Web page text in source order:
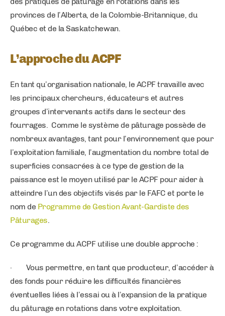
provinces de l’Alberta, de la Colombie-Britannique, du
Québec et de la Saskatchewan.
L’approche du ACPF
En tant qu’organisation nationale, le ACPF travaille avec
les principaux chercheurs, éducateurs et autres
groupes d’intervenants actifs dans le secteur des
fourrages. Comme le système de pâturage possède de
nombreux avantages, tant pour l’environnement que pour
l’exploitation familiale, l’augmentation du nombre total de
superficies consacrées à ce type de gestion de la
paissance est le moyen utilisé par le ACPF pour aider à
atteindre l’un des objectifs visés par le FAFC et porte le
nom de Programme de Gestion Avant-Gardiste des
Pâturages.
Ce programme du ACPF utilise une double approche :
· Vous permettre, en tant que producteur, d’accéder à
des fonds pour réduire les difficultés financières
éventuelles liées à l’essai ou à l’expansion de la pratique
du pâturage en rotations dans votre exploitation.